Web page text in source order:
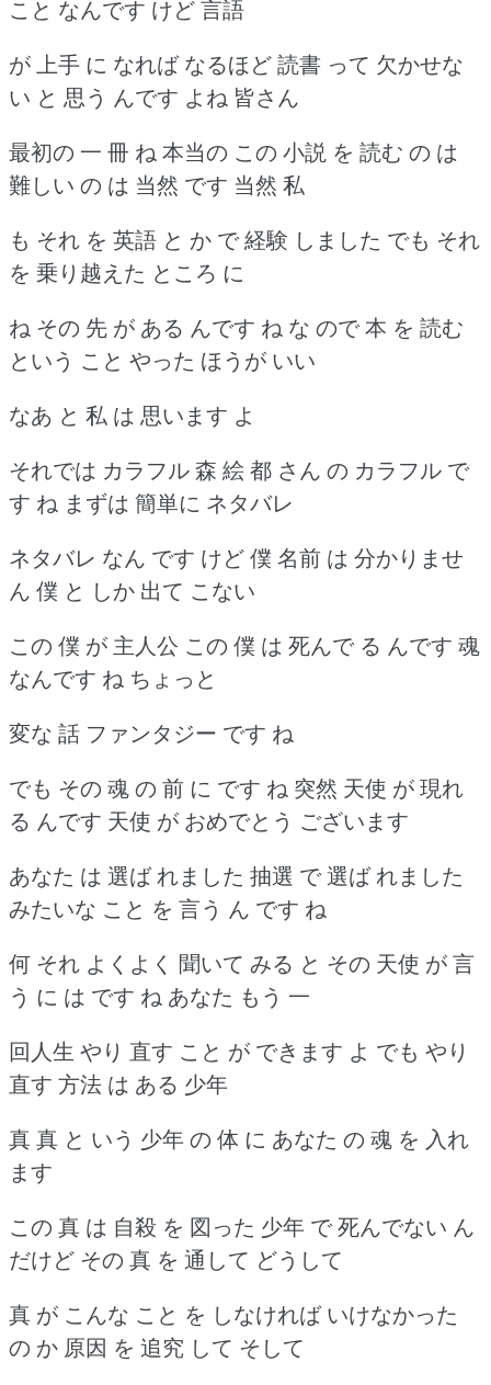
こと なんです けど 言語
が 上手 に なれば なるほど 読書 って 欠かせな
い と 思う んです よね 皆さん
最初の 一 冊 ね 本当の この 小説 を 読む の は
難しい の は 当然 です 当然 私
も それ を 英語 と か で 経験 しました でも それ
を 乗り越えた ところ に
ね その 先 が ある んです ね な ので 本 を 読む
という こと やった ほうが いい
なあ と 私 は 思います よ
それでは カラフル 森 絵 都 さん の カラフル で
す ね まずは 簡単に ネタバレ
ネタバレ なん です けど 僕 名前 は 分かりませ
ん 僕 と しか 出て こない
この 僕 が 主人公 この 僕 は 死んで る んです 魂
なんです ね ちょっと
変な 話 ファンタジー です ね
でも その 魂 の 前 に です ね 突然 天使 が 現れ
る んです 天使 が おめでとう ございます
あなた は 選ば れました 抽選 で 選ば れました
みたいな こと を 言う ん です ね
何 それ よくよく 聞いて みる と その 天使 が 言
う に は です ね あなた もう 一
回人生 やり 直す こと が できます よ でも やり
直す 方法 は ある 少年
真 真 と いう 少年 の 体 に あなた の 魂 を 入れ
ます
この 真 は 自殺 を 図った 少年 で 死んでない ん
だけど その 真 を 通して どうして
真 が こんな こと を しなければ いけなかった
の か 原因 を 追究 して そして